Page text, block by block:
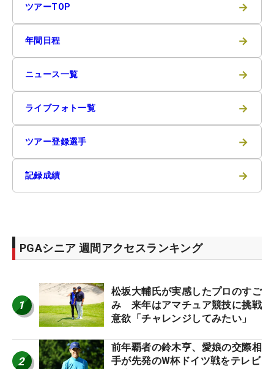
ツアーTOP →
年間日程 →
ニュース一覧 →
ライブフォト一覧 →
ツアー登録選手 →
記録成績 →
PGAシニア 週間アクセスランキング
1
松坂大輔氏が実感したプロのすご
み 来年はアマチュア競技に挑戦
意欲「チャレンジしてみたい」
2
前年覇者の鈴木亨、愛娘の交際相
手が先発のW杯ドイツ戦をテレビ